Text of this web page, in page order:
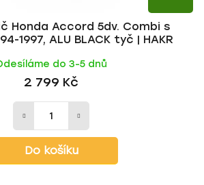
Honda Accord 5dv. Combi s
1997, ALU BLACK tyč | HAKR
do 3-5 dnů
2 799 Kč
Do košíku